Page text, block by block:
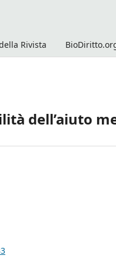
Rivista
dell’aiuto